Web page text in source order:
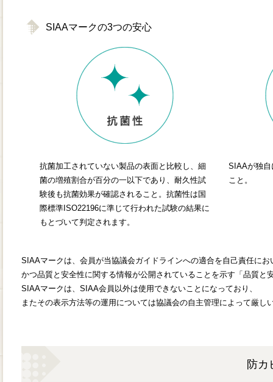
SIAAマークの3つの安心
抗菌加工されていない製品の表面と比較し、細
菌の増殖割合が百分の一以下であり、耐久性試
験後も抗菌効果が確認されること。抗菌性は国
際標準ISO22196に準じて行われた試験の結果に
もとづいて判定されます。
SIAAが独自
こと。
SIAAマークは、会員が当協議会ガイドラインへの適合を自己責任に
かつ品質と安全性に関する情報が公開されていることを示す「品質と
SIAAマークは、SIAA会員以外は使用できないことになっており、
またその表示方法等の運用については協議会の自主管理によって厳し
防カ